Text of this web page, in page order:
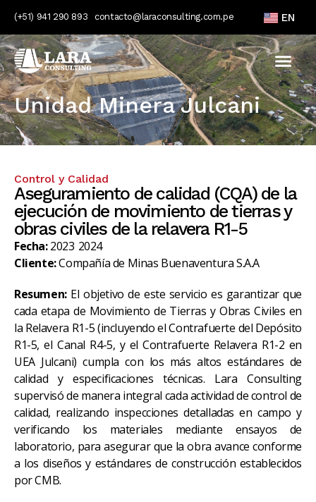
(+51) 941 290 893 contacto@laraconsulting.com.pe EN
Unidad Minera Julcani
Control y Calidad
Aseguramiento de calidad (CQA) de la
ejecución de movimiento de tierras y
obras civiles de la relavera R1-5
Fecha:2023 2024
Cliente:Compañía de Minas Buenaventura S.A.A
Resumen: El objetivo de este servicio es garantizar que
cada etapa de Movimiento de Tierras y Obras Civiles en
la Relavera R1-5 (incluyendo el Contrafuerte del Depósito
R1-5, el Canal R4-5, y el Contrafuerte Relavera R1-2 en
UEA Julcani) cumpla con los más altos estándares de
calidad y especificaciones técnicas. Lara Consulting
supervisó de manera integral cada actividad de control de
calidad, realizando inspecciones detalladas en campo y
verificando los materiales mediante ensayos de
laboratorio, para asegurar que la obra avance conforme
a los diseños y estándares de construcción establecidos
por CMB.